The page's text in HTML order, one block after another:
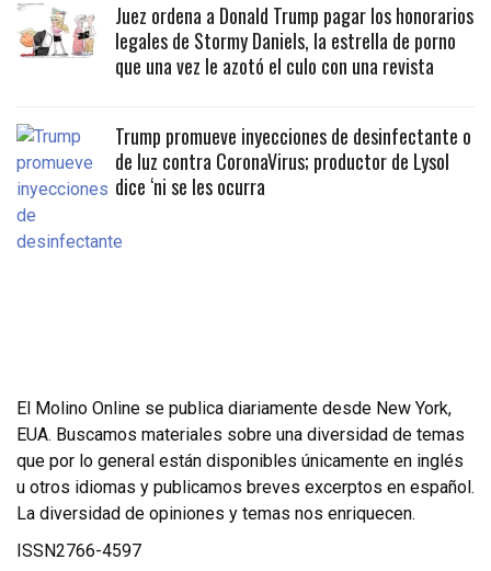
Juez ordena a Donald Trump pagar los honorarios
legales de Stormy Daniels, la estrella de porno
que una vez le azotó el culo con una revista
Trump promueve inyecciones de desinfectante o
de luz contra CoronaVirus; productor de Lysol
dice ‘ni se les ocurra
El Molino Online se publica diariamente desde New York,
EUA. Buscamos materiales sobre una diversidad de temas
que por lo general están disponibles únicamente en inglés
u otros idiomas y publicamos breves excerptos en español.
La diversidad de opiniones y temas nos enriquecen.
ISSN2766-4597